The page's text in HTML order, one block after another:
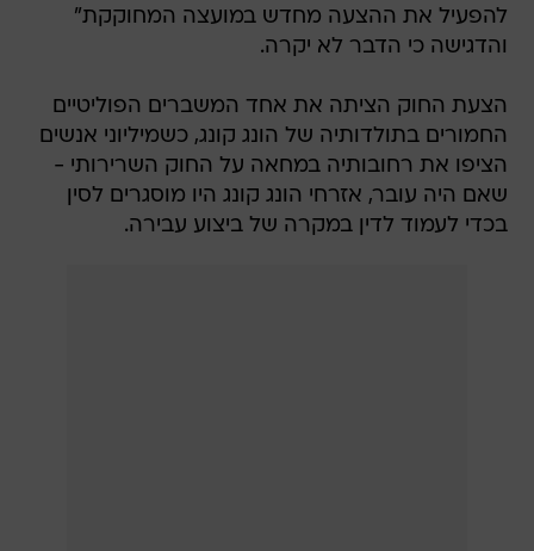
להפעיל את ההצעה מחדש במועצה המחוקקת"
והדגישה כי הדבר לא יקרה.
הצעת החוק הציתה את אחד המשברים הפוליטיים
החמורים בתולדותיה של הונג קונג, כשמיליוני אנשים
הציפו את רחובותיה במחאה על החוק השרירותי -
שאם היה עובר, אזרחי הונג קונג היו מוסגרים לסין
בכדי לעמוד לדין במקרה של ביצוע עבירה.